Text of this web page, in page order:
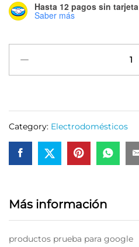
Hasta 12 pagos sin tarjeta
Saber más
Prueba
quantity
Category: Electrodomésticos
Más información
productos prueba para google